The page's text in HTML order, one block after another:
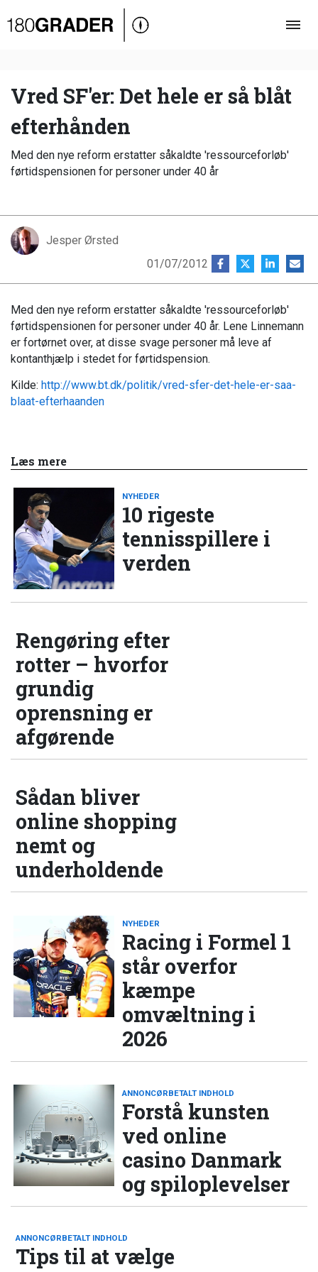
Oversigt
Debat
Video
Podcast
Vred SF'er: Det hele er så blåt
efterhånden
Med den nye reform erstatter såkaldte 'ressourceforløb'
førtidspensionen for personer under 40 år
Jesper Ørsted
01/07/2012
Med den nye reform erstatter såkaldte 'ressourceforløb'
førtidspensionen for personer under 40 år. Lene Linnemann
er fortørnet over, at disse svage personer må leve af
kontanthjælp i stedet for førtidspension.
Kilde: http://www.bt.dk/politik/vred-sfer-det-hele-er-saa-
blaat-efterhaanden
Læs mere
NYHEDER
10 rigeste
tennisspillere i
verden
Rengøring efter
rotter – hvorfor
grundig
oprensning er
afgørende
Sådan bliver
online shopping
nemt og
underholdende
NYHEDER
Racing i Formel 1
står overfor
kæmpe
omvæltning i
2026
ANNONCØRBETALT INDHOLD
Forstå kunsten
ved online
casino Danmark
og spiloplevelser
ANNONCØRBETALT INDHOLD
Tips til at vælge